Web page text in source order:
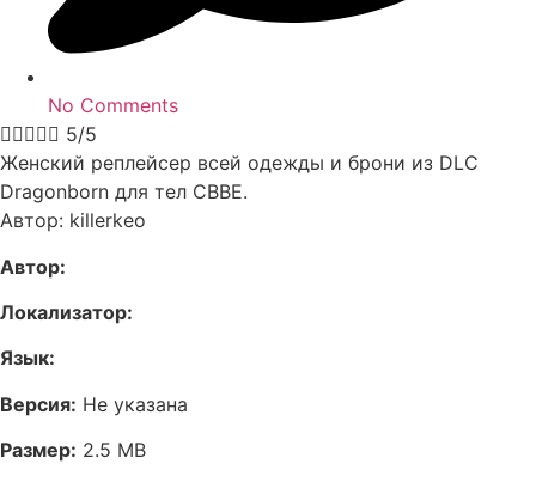
No Comments
 5/5
Женский реплейсер всей одежды и брони из DLC
Dragonborn для тел CBBE.
Автор: killerkeo
Автор:
Локализатор:
Язык:
Версия: Не указана
Размер: 2.5 MB